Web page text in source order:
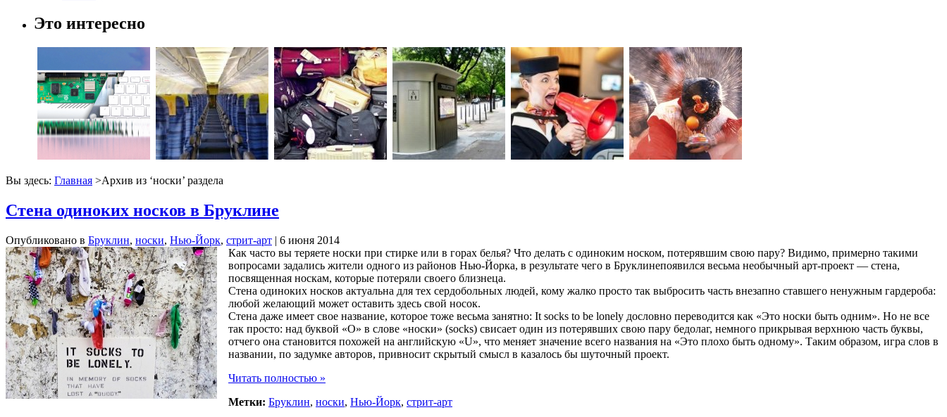
Это интересно
Вы здесь: Главная >Архив из ‘носки’ раздела
Стена одиноких носков в Бруклине
Опубликовано в Бруклин, носки, Нью-Йорк, стрит-арт | 6 июня 2014
Как часто вы теряете носки при стирке или в горах белья? Что делать с одиноким носком, потерявшим свою пару? Видимо, примерно такими
вопросами задались жители одного из районов Нью-Йорка, в результате чего в Бруклинепоявился весьма необычный арт-проект — стена,
посвященная носкам, которые потеряли своего близнеца.
Стена одиноких носков актуальна для тех сердобольных людей, кому жалко просто так выбросить часть внезапно ставшего ненужным гардероба:
любой желающий может оставить здесь свой носок.
Стена даже имеет свое название, которое тоже весьма занятно: It socks to be lonely дословно переводится как «Это носки быть одним». Но не все
так просто: над буквой «O» в слове «носки» (socks) свисает один из потерявших свою пару бедолаг, немного прикрывая верхнюю часть буквы,
отчего она становится похожей на английскую «U», что меняет значение всего названия на «Это плохо быть одному». Таким образом, игра слов в
названии, по задумке авторов, привносит скрытый смысл в казалось бы шуточный проект.
Читать полностью »
Метки: Бруклин, носки, Нью-Йорк, стрит-арт